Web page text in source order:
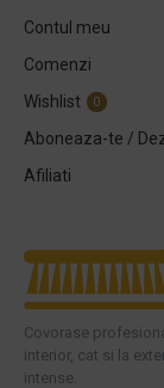
Contul meu
Comenzi
Wishlist
0
Aboneaza-te /
Afiliati
Covorase
interior, cat si la
intense.